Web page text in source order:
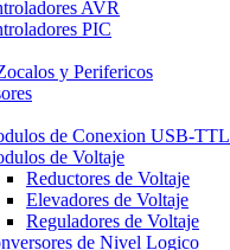
AVR
PIC
y Perifericos
de Conexion USB-TTL
de Voltaje
Reductores de Voltaje
Elevadores de Voltaje
Reguladores de Voltaje
de Nivel Logico